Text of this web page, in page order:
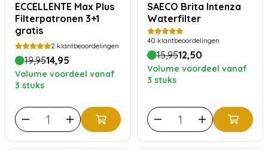
ECCELLENTE Max Plus
Filterpatronen 3+1
gratis
2 klantbeoordelingen
19,9514,95
Volume voordeel vanaf
3 stuks
SAECO Brita Intenza
Waterfilter
40 klantbeoordelingen
15,9512,50
Volume voordeel vanaf
3 stuks